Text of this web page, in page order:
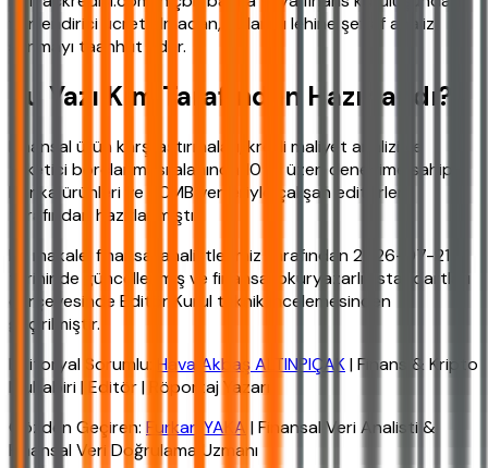
yönlendirici ücret almadan, kullanıcı lehine şeffaf analiz
sunmayı taahhüt eder.
Bu Yazı Kim Tarafından Hazırlandı?
Finansal ürün karşılaştırmaları, kredi maliyet analizi ve
tüketici borçlanması alanında 10 yıl üzeri deneyime sahip,
banka ürünleri ve TCMB verileriyle çalışan editörler
tarafından hazırlanmıştır.
Bu makale, finansal analistlerimiz tarafından 2026-07-21
tarihinde güncellenmiş ve finansal okuryazarlık standartları
çerçevesinde Editör Kurul teknik incelemesinden
geçirilmiştir.
Editoryal Sorumlu: Hava Akbaş ALTINPIÇAK| Finans & Kripto
Muhabiri | Editör | Röportaj Yazarı
Gözden Geçiren: Furkan YAKA | Finansal Veri Analisti &
Finansal Veri Doğrulama Uzmanı